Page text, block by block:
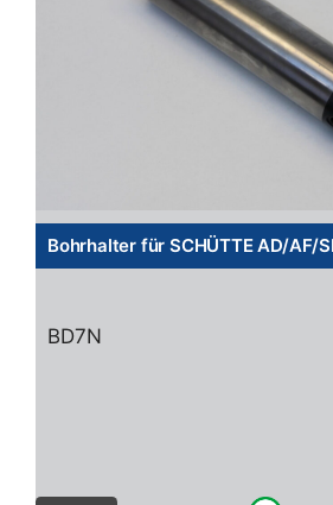
Bohrhalter für SCHÜTTE AD/AF/
BD7N